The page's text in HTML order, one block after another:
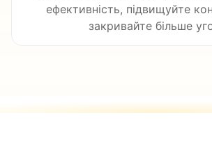
ефективність, підвищуйте
закривайте більше